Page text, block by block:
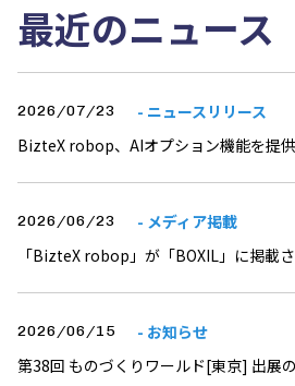
最近のニュース
2026/07/23
- ニュースリリース
BizteX robop、AIオプション機能を提
2026/06/23
- メディア掲載
「BizteX robop」が「BOXIL」に掲載
2026/06/15
- お知らせ
第38回 ものづくりワールド[東京] 出展